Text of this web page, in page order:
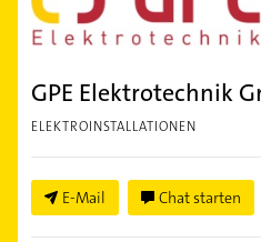
GPE Elektrotechnik
ELEKTROINSTALLATIONEN
E-Mail Chat starten